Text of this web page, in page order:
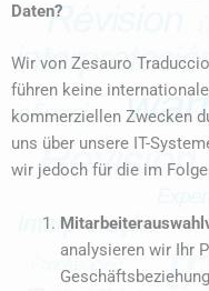
Daten?
Wir von Zesauro
führen keine
kommerziellen Zwecken
uns über unsere IT-
wir jedoch für die im
analysieren wir Ihr